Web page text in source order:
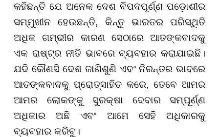
କହିଛନ୍ତି ଯେ ଅନେକ ଦେଶ ବିପଦପୂର୍ଣ୍ଣ ପଡ଼ୋଶୀର
ସମ୍ମୁଖୀନ ହେଉଛନ୍ତି, କିନ୍ତୁ ଭାରତର ପରିସ୍ଥିତି
ଅଧିକ ଗମ୍ଭୀର କାରଣ ସେଠାରେ ଆତଙ୍କବାଦକୁ
ଏକ ରାଷ୍ଟ୍ର ନୀତି ଭାବରେ ବ୍ୟବହାର କରାଯାଇଛି।
ଯଦି କୌଣସି ଦେଶ ଜାଣିଶୁଣି ଏବଂ ନିରନ୍ତର ଭାବରେ
ଆତଙ୍କବାଦକୁ ପ୍ରୋତ୍ସାହିତ କରେ, ତେବେ ଆମର
ଆମର ଲୋକଙ୍କୁ ସୁରକ୍ଷା ଦେବାର ସମ୍ପୂର୍ଣ୍ଣ
ଅଧିକାର ଅଛି ଏବଂ ଆମେ ସେହି ଅଧିକାରକୁ
ବ୍ୟବହାର କରିବୁ।